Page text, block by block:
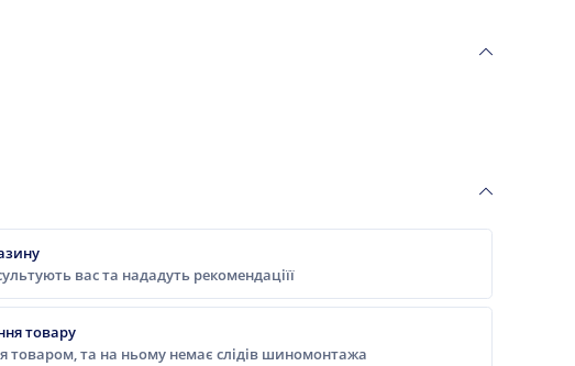
вас та нададуть рекомендаціїї
товару
товаром, та на ньому немає слідів шиномонтажа